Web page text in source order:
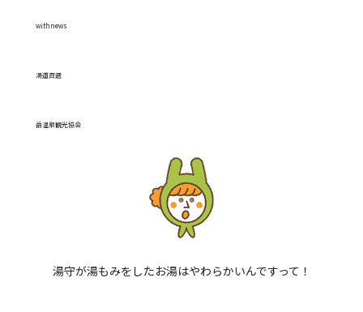
withnews
湯道百選
岳温泉観光協会
湯守が湯もみをしたお湯はやわらかいんですって！